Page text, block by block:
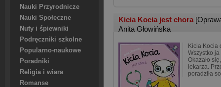
Nauki Przyrodnicze
Nauki Społeczne
Nuty i śpiewniki
Podręczniki szkolne
Popularno-naukowe
Poradniki
Religia i wiara
Romanse
Kicia Kocia jest chora
Anita Głowińska
Kicia Kocia
Wszystko ja
Okazało
lekarza.
poradziła